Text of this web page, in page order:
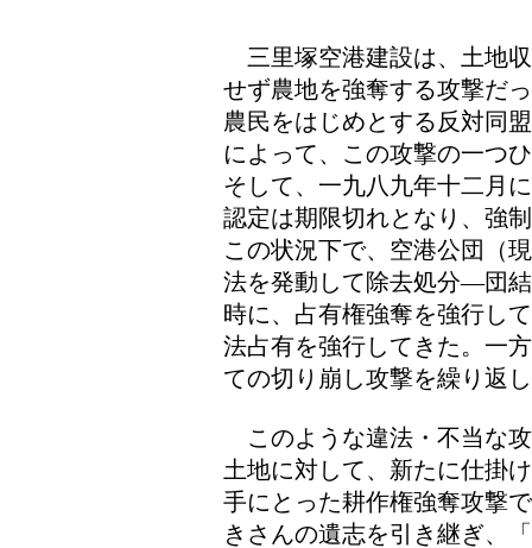
三里塚空港建設は、土地
せず農地を強奪する攻撃だ
農民をはじめとする反対同
によって、この攻撃の一つ
そして、一九八九年十二月
認定は期限切れとなり、強
この状況下で、空港公団（
法を発動して除去処分―団
時に、占有権強奪を強行し
法占有を強行してきた。一
ての切り崩し攻撃を繰り返
このような違法・不当な
土地に対して、新たに仕掛
手にとった耕作権強奪攻撃
きさんの遺志を引き継ぎ、